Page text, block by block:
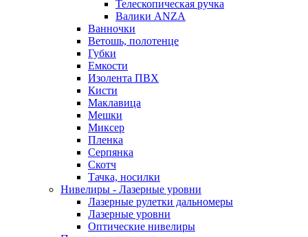
Телескопическая ручка
Валики ANZA
Ванночки
Ветошь, полотенце
Губки
Емкости
Изолента ПВХ
Кисти
Маклавица
Мешки
Миксер
Пленка
Серпянка
Скотч
Тачка, носилки
Нивелиры - Лазерные уровни
Лазерные рулетки дальномеры
Лазерные уровни
Оптические нивелиры